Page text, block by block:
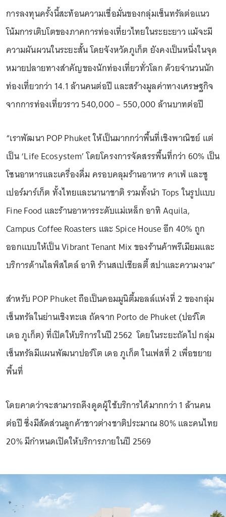
การลงทุนครั้งนี้สะท้อนความเชื่อมั่นของกลุ่มเซ็นทรัลต่อแนว
โน้มการเติบโตของภาคการท่องเที่ยวไทยในระยะยาว แม้จะมี
ความผันผวนในระยะสั้น โดยจังหวัดภูเก็ต ยังคงเป็นหนึ่งในจุด
หมายปลายทางสำคัญของนักท่องเที่ยวทั่วโลก ด้วยจำนวนนัก
ท่องเที่ยวกว่า 14.1 ล้านคนต่อปี และสร้างมูลค่าทางเศรษฐกิจ
จากการท่องเที่ยวราว 540,000 – 550,000 ล้านบาทต่อปี
“เราพัฒนา POP Phuket ให้เป็นมากกว่าพื้นที่เชิงพาณิชย์ แต่
เป็น ‘Life Ecosystem’ โดยโครงการจัดสรรพื้นที่กว่า 60% เป็น
โซนอาหารและเครื่องดื่ม ครอบคลุมร้านอาหาร คาเฟ่ และซู
เปอร์มาร์เก็ต ทั้งไทยและนานาชาติ รวมทั้งนำ Tops ในรูปแบบ
Fine Food และร้านอาหารระดับแม่เหล็ก อาทิ Aquila,
Campus Coffee Roasters และ Spice House อีก 40% ถูก
ออกแบบให้เป็น Vibrant Tenant Mix ของร้านค้าพรีเมียมและ
บริการด้านไลฟ์สไตล์ อาทิ ร้านสเปเชียลตี้ สปาและความงาม”
สำหรับ POP Phuket ถือเป็นคอมมูนิตี้มอลล์แห่งที่ 2 ของกลุ่ม
เซ็นทรัลในย่านเชิงทะเล ถัดจาก Porto de Phuket (ปอร์โต
เดอ ภูเก็ต) ที่เปิดให้บริการในปี 2562 โดยในระยะถัดไป กลุ่ม
เซ็นทรัลมีแผนพัฒนาปอร์โต เดอ ภูเก็ต ในเฟสที่ 2 เพื่อขยาย
พื้นที่
โดยคาดว่าจะสามารถดึงดูดผู้ใช้บริการได้มากกว่า 1 ล้านคน
ต่อปี ซึ่งมีสัดส่วนลูกค้าชาวต่างชาติประมาณ 80% และคนไทย
20% มีกำหนดเปิดให้บริการภายในปี 2569